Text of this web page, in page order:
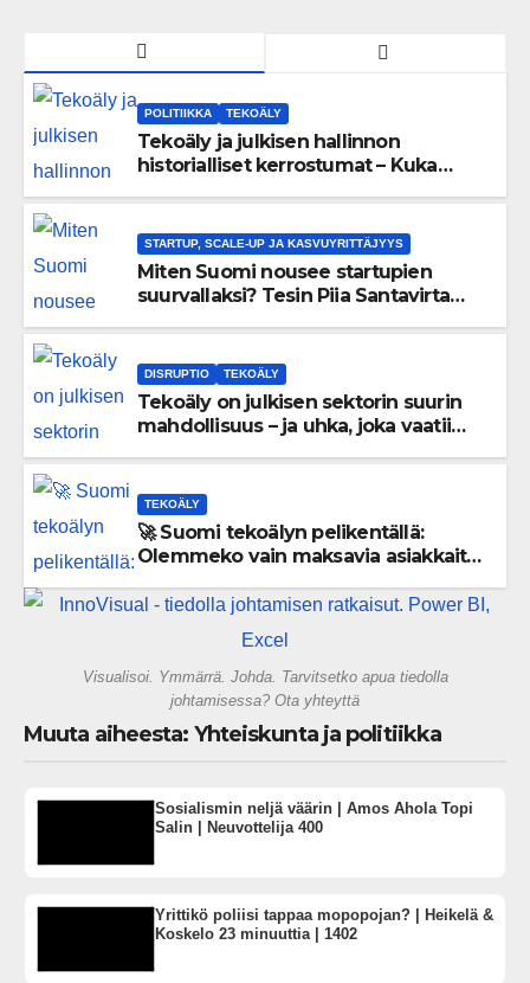
POLITIIKKA TEKOÄLY
Tekoäly ja julkisen hallinnon
historialliset kerrostumat – Kuka
STARTUP, SCALE-UP JA KASVUYRITTÄJYYS
Miten Suomi nousee startupien
suurvallaksi? Tesin Piia Santavirta
DISRUPTIO TEKOÄLY
Tekoäly on julkisen sektorin suurin
mahdollisuus – ja uhka, joka vaatii
TEKOÄLY
🚀 Suomi tekoälyn pelikentällä:
Olemmeko vain maksavia asiakkaita
gigatehtaan?
Visualisoi. Ymmärrä. Johda. Tarvitsetko apua tiedolla
johtamisessa? Ota yhteyttä
Muuta aiheesta: Yhteiskunta ja politiikka
Sosialismin neljä väärin | Amos Ahola Topi
Salin | Neuvottelija 400
Yrittikö poliisi tappaa mopopojan? | Heikelä &
Koskelo 23 minuuttia | 1402